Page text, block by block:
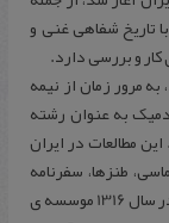
تاریخ شفاهی غنی و
و بررسی دارد.
مرور زمان از نیمه
به عنوان رشته
مطالعات در ایران
طنزها، سفرنامه
نویسی ها، در دوران مشروطه و… وجود داشته است. در سال 1316 موسسه ی